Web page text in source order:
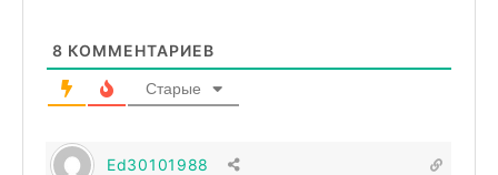
8 КОММЕНТАРИЕВ
Старые
Ed30101988